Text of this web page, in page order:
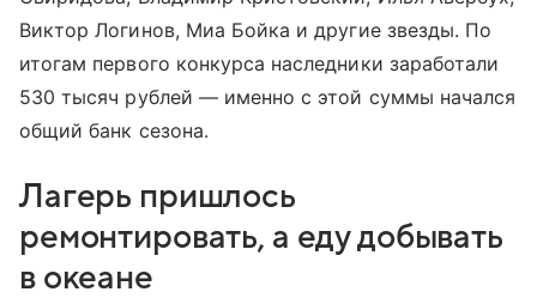
Виктор Логинов, Миа Бойка и другие звезды. По
итогам первого конкурса наследники заработали
530 тысяч рублей — именно с этой суммы начался
общий банк сезона.
Лагерь пришлось
ремонтировать, а еду добывать
в океане